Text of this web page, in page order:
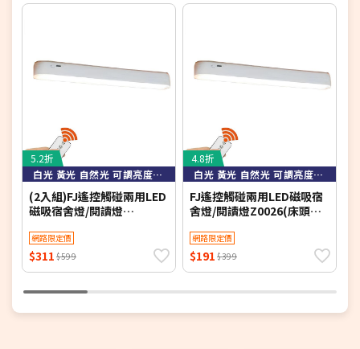
5.2折
白光 黃光 自然光 可調亮度可定時
(2入組)FJ遙控觸碰兩用LED
磁吸宿舍燈/閱讀燈
燈 小夜燈 檯燈 桌燈 床頭
LED)
網路限定價
$311 $599
4.8折
白光 黃光 自然光 可調亮度可定時
FJ遙控觸碰兩用LED磁吸宿
舍燈/閱讀燈Z0026(床頭燈
桌燈 床頭LED)
網路限定價
$191 $399